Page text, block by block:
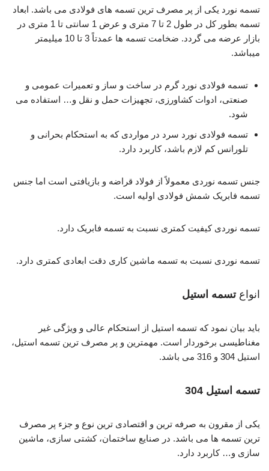
تسمه نورد یکی از پر مصرف ترین تسمه های فولادی می باشد. ابعاد
تسمه بطور کل در طول 2 تا 7 متری و عرض 1 سانتی تا 1 متری در
بازار عرضه می گردد. ضخامت تسمه ها عمدتاً 3 تا 10 میلیمتر
میباشد.
تسمه فولادی نورد گرم در ساخت و ساز و تعمیرات عمومی و
صنعتی، ادوات کشاورزی، تجهیزات حمل و نقل و… استفاده می
شود.
تسمه فولادی نورد سرد در مواردی که به استحکام بحرانی و
تلورانس کم لازم باشد، کاربرد دارد.
جنس تسمه نوردی معمولاً از فولاد قراضه و بازیافتی است اما جنس
تسمه فابریک شمش فولادی اولیه است.
تسمه نوردی کیفیت کمتری نسبت به تسمه فابریک دارد.
تسمه نوردی نسبت به تسمه ماشین کاری دقت ابعادی کمتری دارد.
انواعتسمه استیل
باید بیان نمود که تسمه استیل از استحکام عالی و ویژگی غیر
مغناطیسی برخوردار است. مهمترین و پر مصرف ترین تسمه استیل،
استیل 304 و 316 می باشد.
تسمه استیل 304
یکی از مقرون به صرفه ترین و اقتصادی ترین نوع و جزء پر مصرف
ترین تسمه ها می باشد. در صنایع ساختمان، کشتی سازی، ماشین
سازی و… کاربرد دارد.